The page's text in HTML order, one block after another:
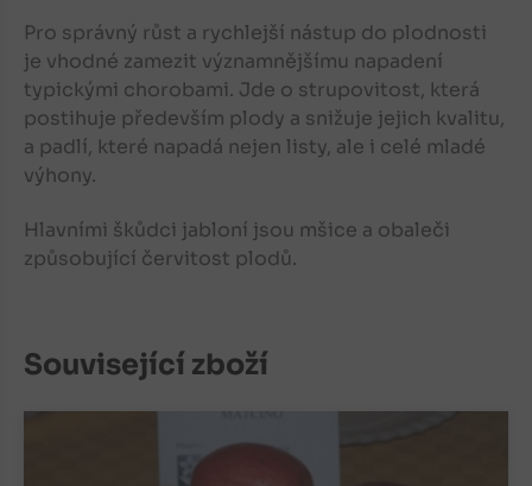
Pro správný růst a rychlejší nástup do plodnosti
je vhodné zamezit významnějšímu napadení
typickými chorobami. Jde o strupovitost, která
postihuje především plody a snižuje jejich kvalitu,
a padlí, které napadá nejen listy, ale i celé mladé
výhony.
Hlavními škůdci jabloní jsou mšice a obaleči
způsobující červitost plodů.
Související zboží